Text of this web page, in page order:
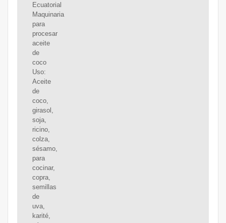
Ecuatorial
Maquinaria
para
procesar
aceite
de
coco
Uso:
Aceite
de
coco,
girasol,
soja,
ricino,
colza,
sésamo,
para
cocinar,
copra,
semillas
de
uva,
karité,